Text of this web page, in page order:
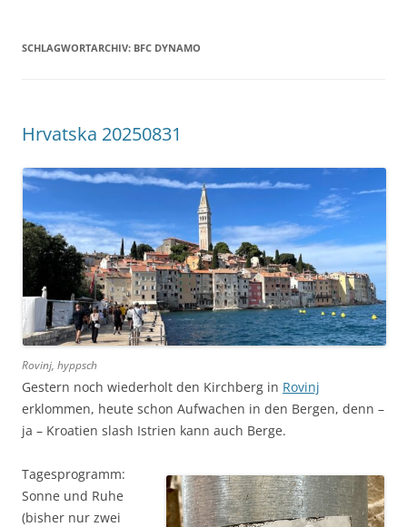
SCHLAGWORTARCHIV: BFC DYNAMO
Hrvatska 20250831
Rovinj, hyppsch
Gestern noch wiederholt den Kirchberg in Rovinj
erklommen, heute schon Aufwachen in den Bergen, denn –
ja – Kroatien slash Istrien kann auch Berge.
Tagesprogramm:
Sonne und Ruhe
(bisher nur zwei